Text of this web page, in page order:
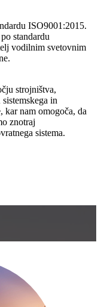
ISO9001:2015.
standardu
vodilnim svetovnim
strojništva,
in
kar nam omogoča, da
znotraj
sistema.